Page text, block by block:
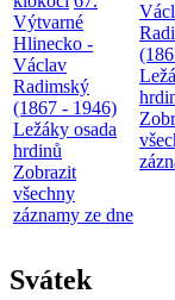
Výtvarné
Hlinecko -
Václav
Radimský
(1867 - 1946)
Ležáky osada
hrdinů
Zobrazit
všechny
záznamy ze dne
Svátek